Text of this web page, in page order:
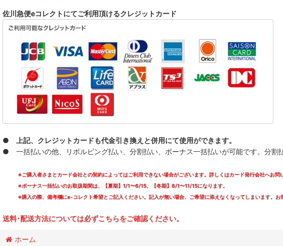
佐川急便eコレクトにてご利用頂けるクレジットカード
● 上記、クレジットカードも代金引き換えと併用にて使用ができます。
● 一括払いの他、リボルビング払い、分割払い、ボーナス一括払いが可能です。分割
※ご購入者さまとカード会社との契約によってはご利用できない場合がございます。詳しくはカード発行会社へお問い
※ボーナス一括払いのお取扱期間は、【夏期】1/1〜6/15、【冬期】8/1〜11/15になります。
※購入の際、備考欄にe-コレクト希望とご記入ください。記入が無い場合、ご希望に添えなくなってしまいます。お気
送料･配送方法については必ずこちらをご確認ください。
ホーム